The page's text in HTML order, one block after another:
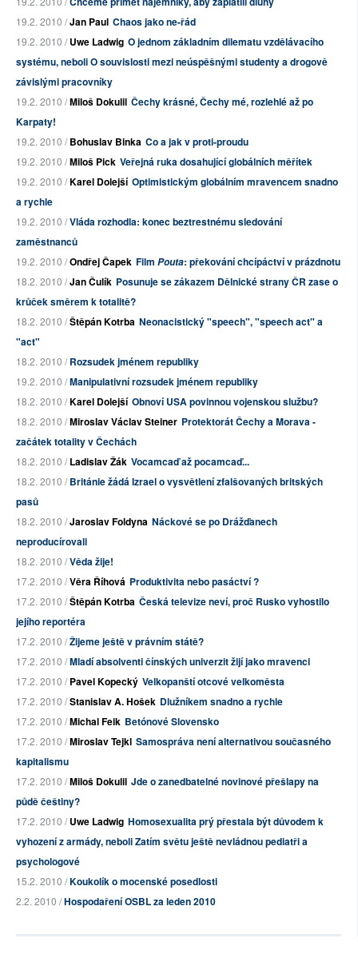
19.2. 2010 /Jan Paul Chaos jako ne-řád
19.2. 2010 /Uwe Ladwig O jednom základním dilematu vzdělávacího
systému, neboli O souvislosti mezi neúspěšnými studenty a drogově
závislými pracovníky
19.2. 2010 /Miloš Dokulil Čechy krásné, Čechy mé, rozlehlé až po
Karpaty!
19.2. 2010 /Bohuslav Binka Co a jak v proti-proudu
19.2. 2010 /Miloš Pick Veřejná ruka dosahující globálních měřítek
19.2. 2010 /Karel Dolejší Optimistickým globálním mravencem snadno
a rychle
19.2. 2010 /Vláda rozhodla: konec beztrestnému sledování
zaměstnanců
19.2. 2010 /Ondřej Čapek Film Pouta: překování chcípáctví v prázdnotu
18.2. 2010 /Jan Čulík Posunuje se zákazem Dělnické strany ČR zase o
krůček směrem k totalitě?
18.2. 2010 /Štěpán Kotrba Neonacistický "speech", "speech act" a
"act"
18.2. 2010 /Rozsudek jménem republiky
19.2. 2010 /Manipulativní rozsudek jménem republiky
18.2. 2010 /Karel Dolejší Obnoví USA povinnou vojenskou službu?
18.2. 2010 /Miroslav Václav Steiner Protektorát Čechy a Morava -
začátek totality v Čechách
18.2. 2010 /Ladislav Žák Vocamcaď až pocamcaď...
18.2. 2010 /Británie žádá Izrael o vysvětlení zfalšovaných britských
pasů
18.2. 2010 /Jaroslav Foldyna Náckové se po Drážďanech
neproducírovali
18.2. 2010 /Věda žije!
17.2. 2010 /Věra Říhová Produktivita nebo pasáctví ?
17.2. 2010 /Štěpán Kotrba Česká televize neví, proč Rusko vyhostilo
jejího reportéra
17.2. 2010 /Žijeme ještě v právním státě?
17.2. 2010 /Mladí absolventi čínských univerzit žijí jako mravenci
17.2. 2010 /Pavel Kopecký Velkopanští otcové velkoměsta
17.2. 2010 /Stanislav A. Hošek Dlužníkem snadno a rychle
17.2. 2010 /Michal Feik Betónové Slovensko
17.2. 2010 /Miroslav Tejkl Samospráva není alternativou současného
kapitalismu
17.2. 2010 /Miloš Dokulil Jde o zanedbatelné novinové přešlapy na
půdě češtiny?
17.2. 2010 /Uwe Ladwig Homosexualita prý přestala být důvodem k
vyhození z armády, neboli Zatím světu ještě nevládnou pediatři a
psychologové
15.2. 2010 /Koukolík o mocenské posedlosti
2.2. 2010 /Hospodaření OSBL za leden 2010